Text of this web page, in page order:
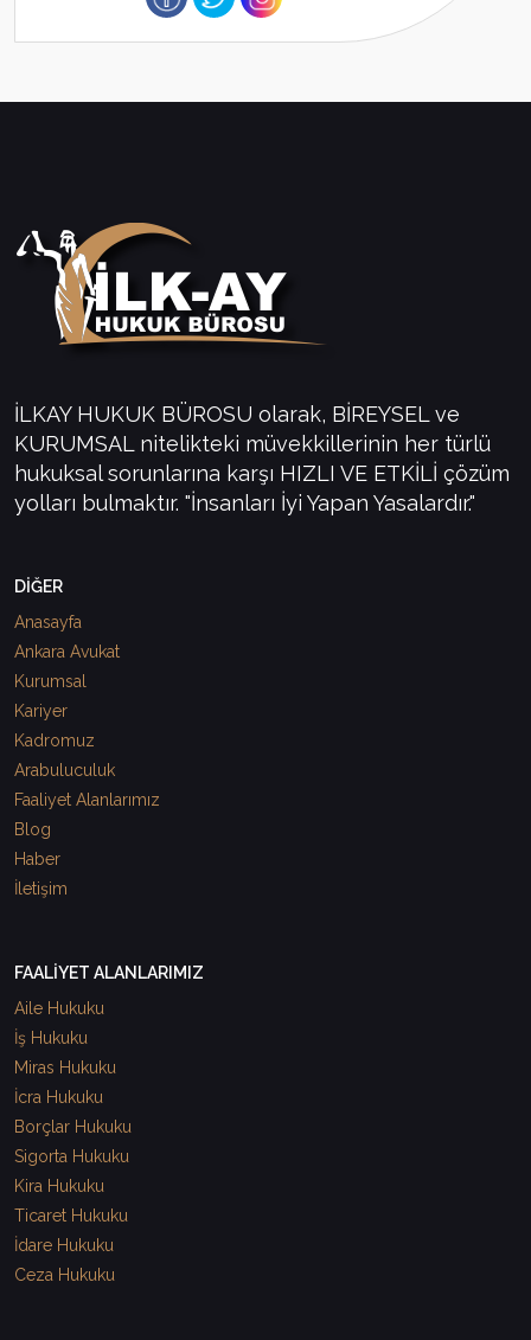
İLKAY HUKUK BÜROSU olarak, BİREYSEL ve
KURUMSAL nitelikteki müvekkillerinin her türlü
hukuksal sorunlarına karşı HIZLI VE ETKİLİ çözüm
yolları bulmaktır. "İnsanları İyi Yapan Yasalardır."
DİĞER
Anasayfa
Ankara Avukat
Kurumsal
Kariyer
Kadromuz
Arabuluculuk
Faaliyet Alanlarımız
Blog
Haber
İletişim
FAALİYET ALANLARIMIZ
Aile Hukuku
İş Hukuku
Miras Hukuku
İcra Hukuku
Borçlar Hukuku
Sigorta Hukuku
Kira Hukuku
Ticaret Hukuku
İdare Hukuku
Ceza Hukuku